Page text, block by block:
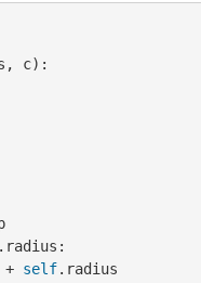
c):
.radius:
+ self.radius